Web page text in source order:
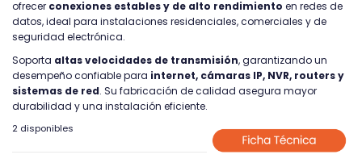
ofrecer conexiones estables y de alto rendimiento en redes de
datos, ideal para instalaciones residenciales, comerciales y de
seguridad electrónica.
Soporta altas velocidades de transmisión, garantizando un
desempeño confiable para internet, cámaras IP, NVR, routers y
sistemas de red. Su fabricación de calidad asegura mayor
durabilidad y una instalación eficiente.
2 disponibles